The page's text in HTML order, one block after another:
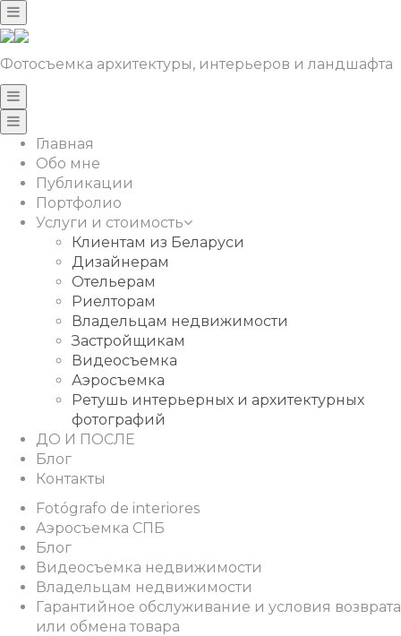
Фотосъемка архитектуры, интерьеров и ландшафта
Главная
Обо мне
Публикации
Портфолио
Услуги и стоимость
Клиентам из Беларуси
Дизайнерам
Отельерам
Риелторам
Владельцам недвижимости
Застройщикам
Видеосъемка
Аэросъемка
Ретушь интерьерных и архитектурных
фотографий
ДО И ПОСЛЕ
Блог
Контакты
Fotógrafo de interiores
Аэросъемка СПБ
Блог
Видеосъемка недвижимости
Владельцам недвижимости
Гарантийное обслуживание и условия возврата
или обмена товара